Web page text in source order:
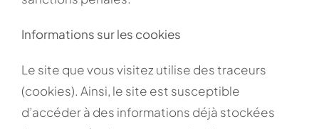
Informations sur les cookies
Le site que vous visitez utilise des traceurs
(cookies). Ainsi, le site est susceptible
d’accéder à des informations déjà stockées